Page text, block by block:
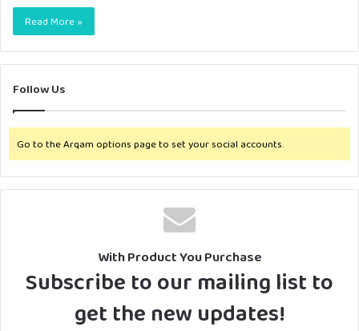
Read More »
Follow Us
Go to the Arqam options page to set your social accounts.
With Product You Purchase
Subscribe to our mailing list to
get the new updates!